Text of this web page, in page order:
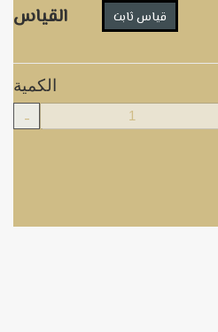
القياس
قياس ثابت
الكمية
-